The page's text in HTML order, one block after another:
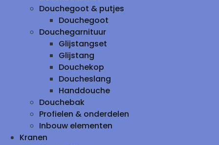
Douchegoot & putjes
Douchegoot
Douchegarnituur
Glijstangset
Glijstang
Douchekop
Doucheslang
Handdouche
Douchebak
Profielen & onderdelen
Inbouw elementen
Kranen